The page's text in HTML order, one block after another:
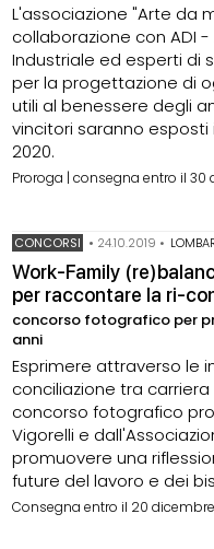
L'associazione "Arte da
collaborazione con ADI
Industriale ed esperti di
per la progettazione di
utili al benessere degli
vincitori saranno
2020.
Proroga | consegna entro il 30
CONCORSI • 24.10.2019 •
Work-Family
per raccontare la ri-
concorso fotografico per
anni
Esprimere attraverso le
conciliazione tra
concorso fotografico
Vigorelli e
promuovere una
future del lavoro e dei
Consegna entro il 20 dicembre